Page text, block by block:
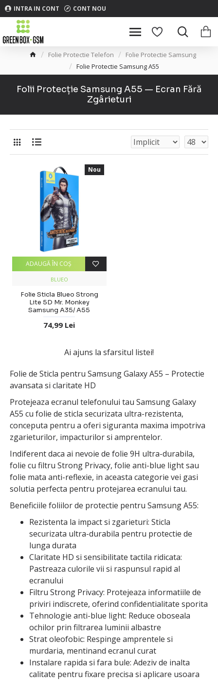
INTRA IN CONT CONT NOU
Folie Protectie Telefon
Folie Protectie Samsung
Folie Protectie Samsung A55
Folii Protecție Samsung A55 — Ecran Fără
Zgârieturi
Folie de Sticla pentru Samsung Galaxy A55 – Protectie
avansata si claritate HD
Protejeaza ecranul telefonului tau Samsung Galaxy
A55 cu folie de sticla securizata ultra-rezistenta,
conceputa pentru a oferi siguranta maxima impotriva
zgarieturilor, impacturilor si amprentelor.
Indiferent daca ai nevoie de folie 9H ultra-durabila,
folie cu filtru Strong Privacy, folie anti-blue light sau
folie mata anti-reflexie, in aceasta categorie vei gasi
solutia perfecta pentru protejarea ecranului tau.
Beneficiile foliilor de protectie pentru Samsung A55:
Rezistenta la impact si zgarieturi: Sticla
securizata ultra-durabila pentru protectie de
lunga durata
Claritate HD si sensibilitate tactila ridicata:
Pastreaza culorile vii si raspunsul rapid al
ecranului
Filtru Strong Privacy: Protejeaza informatiile de
priviri indiscrete, oferind confidentialitate sporita
Tehnologie anti-blue light: Reduce oboseala
ochilor prin filtrarea luminii albastre
Strat oleofobic: Respinge amprentele si
murdaria, mentinand ecranul curat
Instalare rapida si fara bule: Adeziv de inalta
calitate pentru fixare precisa si aplicare usoara
Nou
BLUEO
Folie Sticla Blueo Strong
Lite 5D Mr. Monkey
Samsung A35/ A55
74,99 Lei
ADAUGĂ ÎN COŞ
Ai ajuns la sfarsitul listei!